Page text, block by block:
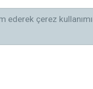
çerez